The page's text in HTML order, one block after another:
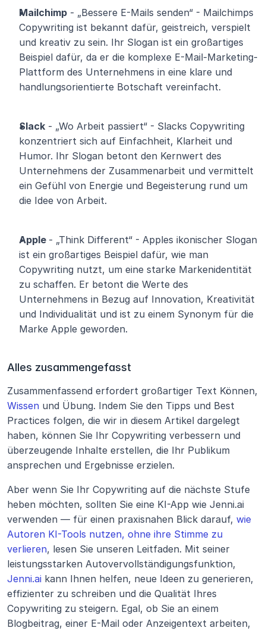
Mailchimp - „Bessere E-Mails senden“ - Mailchimps
Copywriting ist bekannt dafür, geistreich, verspielt
und kreativ zu sein. Ihr Slogan ist ein großartiges
Beispiel dafür, da er die komplexe E-Mail-Marketing-
Plattform des Unternehmens in eine klare und
handlungsorientierte Botschaft vereinfacht.
Slack - „Wo Arbeit passiert“ - Slacks Copywriting
konzentriert sich auf Einfachheit, Klarheit und
Humor. Ihr Slogan betont den Kernwert des
Unternehmens der Zusammenarbeit und vermittelt
ein Gefühl von Energie und Begeisterung rund um
die Idee von Arbeit.
Apple - „Think Different“ - Apples ikonischer Slogan
ist ein großartiges Beispiel dafür, wie man
Copywriting nutzt, um eine starke Markenidentität
zu schaffen. Er betont die Werte des
Unternehmens in Bezug auf Innovation, Kreativität
und Individualität und ist zu einem Synonym für die
Marke Apple geworden.
Alles zusammengefasst
Wissen und Übung. Indem Sie den Tipps und Best
Practices folgen, die wir in diesem Artikel dargelegt
haben, können Sie Ihr Copywriting verbessern und
überzeugende Inhalte erstellen, die Ihr Publikum
ansprechen und Ergebnisse erzielen.
Aber wenn Sie Ihr Copywriting auf die nächste Stufe
heben möchten, sollten Sie eine KI-App wie Jenni.ai
verwenden — für einen praxisnahen Blick darauf, wie
Autoren KI-Tools nutzen, ohne ihre Stimme zu
verlieren, lesen Sie unseren Leitfaden. Mit seiner
leistungsstarken Autovervollständigungsfunktion,
Jenni.ai kann Ihnen helfen, neue Ideen zu generieren,
effizienter zu schreiben und die Qualität Ihres
Copywriting zu steigern. Egal, ob Sie an einem
Blogbeitrag, einer E-Mail oder Anzeigentext arbeiten,